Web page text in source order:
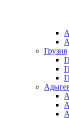
Грузия